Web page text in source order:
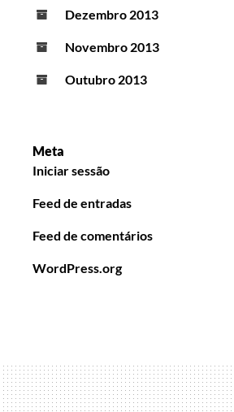
Dezembro 2013
Novembro 2013
Outubro 2013
Meta
Iniciar sessão
Feed de entradas
Feed de comentários
WordPress.org